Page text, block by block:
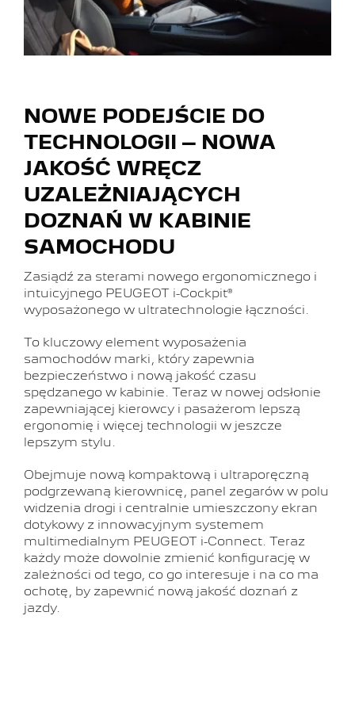
NOWE PODEJŚCIE DO
TECHNOLOGII – NOWA
JAKOŚĆ WRĘCZ
UZALEŻNIAJĄCYCH
DOZNAŃ W KABINIE
SAMOCHODU
Zasiądź za sterami nowego ergonomicznego i
intuicyjnego PEUGEOT i-Cockpit®
wyposażonego w ultratechnologie łączności.
To kluczowy element wyposażenia
samochodów marki, który zapewnia
bezpieczeństwo i nową jakość czasu
spędzanego w kabinie. Teraz w nowej odsłonie
zapewniającej kierowcy i pasażerom lepszą
ergonomię i więcej technologii w jeszcze
lepszym stylu.
Obejmuje nową kompaktową i ultraporęczną
podgrzewaną kierownicę, panel zegarów w polu
widzenia drogi i centralnie umieszczony ekran
dotykowy z innowacyjnym systemem
multimedialnym PEUGEOT i-Connect. Teraz
każdy może dowolnie zmienić konfigurację w
zależności od tego, co go interesuje i na co ma
ochotę, by zapewnić nową jakość doznań z
jazdy.